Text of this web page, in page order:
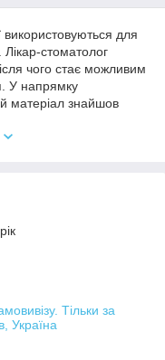
використовуються для
Лікар-стоматолог
чого стає можливим
У напрямку
матеріал знайшов
зуба та зміцнити
виконання
ефекту у ротовій
Тільки за
Україна